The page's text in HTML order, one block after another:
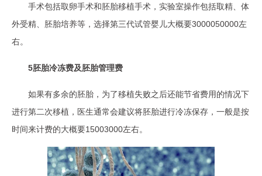
手术包括取卵手术和胚胎移植手术，实验室操作包括取精、体
外受精、胚胎培养等，选择第三代试管婴儿大概要3000050000左
右。
5胚胎冷冻费及胚胎管理费
如果有多余的胚胎，为了移植失败之后还能节省费用的情况下
进行第二次移植，医生通常会建议将胚胎进行冷冻保存，一般是按
时间来计费的大概要15003000左右。